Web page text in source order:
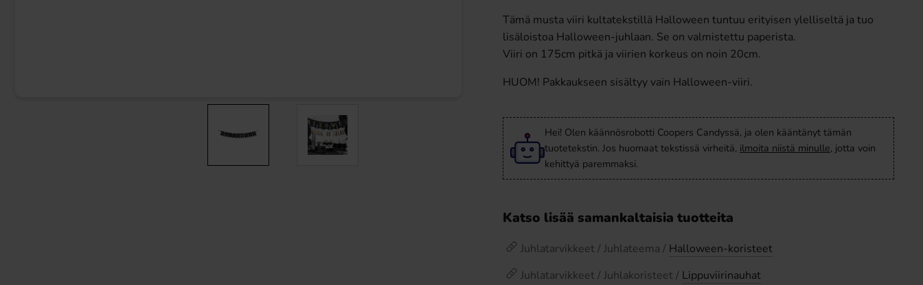
Tämä musta viiri kultatekstillä Halloween tuntuu erityisen ylelliseltä ja tuo
lisäloistoa Halloween-juhlaan. Se on valmistettu paperista.
Viiri on 175cm pitkä ja viirien korkeus on noin 20cm.
HUOM! Pakkaukseen sisältyy vain Halloween-viiri.
Hei! Olen käännösrobotti Coopers Candyssä, ja olen kääntänyt tämän
tuotetekstin. Jos huomaat tekstissä virheitä, ilmoita niistä minulle, jotta voin
kehittyä paremmaksi.
Katso lisää samankaltaisia tuotteita
Juhlatarvikkeet / Juhlateema / Halloween-koristeet
Juhlatarvikkeet / Juhlakoristeet / Lippuviirinauhat